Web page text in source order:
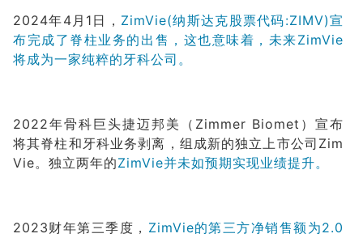
2024年4月1日， ZimVie(纳斯达克股票代码:ZIMV)宣
布完成了脊柱业务的出售，这也意味着，未来ZimVie
将成为一家纯粹的牙科公司。
2022年骨科巨头捷迈邦美（Zimmer Biomet）宣布
将其脊柱和牙科业务剥离，组成新的独立上市公司Zim
Vie。独立两年的ZimVie并未如预期实现业绩提升。
2023财年第三季度， ZimVie的第三方净销售额为2.0